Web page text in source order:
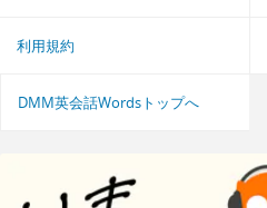
利用規約
DMM英会話Wordsトップへ